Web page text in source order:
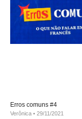
Erros comuns #4
Verônica 29/11/2021